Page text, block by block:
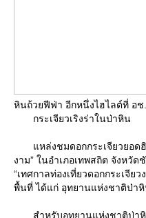
หินถ้วยฟีฟ่า อีกหนึ่งไฮไลต์ที่ อช
กระเจียวเริงร่าในป่าหิน
หล่งชมดอกกระเจียวยอดฮิ
งาม” ในอำเภอเทพสถิต จังหวั
“เทศกาลท่องเที่ยวดอกกระเจีย
พื้นที่ ได้แก่ อุทยานแห่งชาติป่า
สำหรับอุทยานแห่งชาติป่าหิน